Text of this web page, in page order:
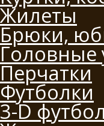
Жилеты
Брюки,
Головные
Перчатки
Футболки
3-D